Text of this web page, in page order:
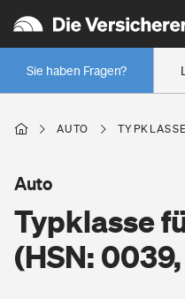
Sie haben Fragen?
Wer versichert was: Jetzt
Regionalklassen: So ist Ihre
Wer versichert was: Jetzt
Wohnen
AUTO
Typklasse
(HSN:
Auto